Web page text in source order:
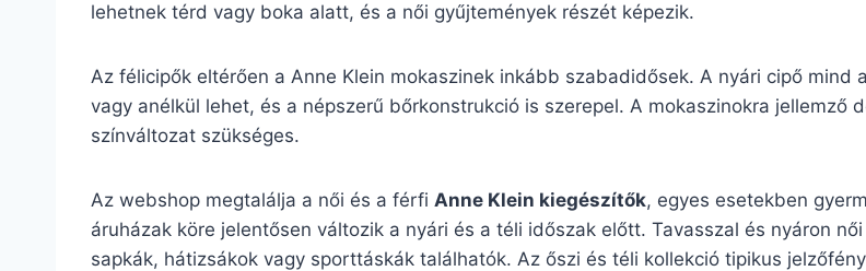
lehetnek térd vagy boka alatt, és a női gyűjtemények részét képezik.
Az félicipők eltérően a Anne Klein mokaszinek inkább szabadidősek. A nyári cipő
vagy anélkül lehet, és a népszerű bőrkonstrukció is szerepel. A mokaszinokra jellemző
színváltozat szükséges.
Az webshop megtalálja a női és a férfi Anne Klein kiegészítők, egyes esetekben
áruházak köre jelentősen változik a nyári és a téli időszak előtt. Tavasszal és nyáron
sapkák, hátizsákok vagy sporttáskák találhatók. Az őszi és téli kollekció tipikus